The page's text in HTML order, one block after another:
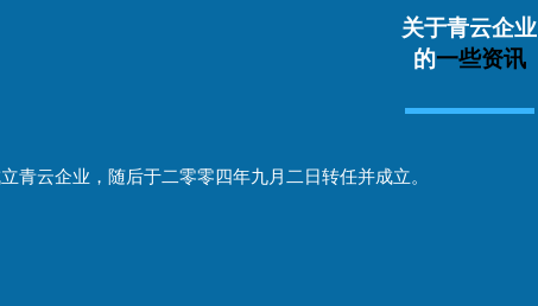
关于青云企业
的一些资讯
青云企业，随后于二零零四年九月二日转任并成立。